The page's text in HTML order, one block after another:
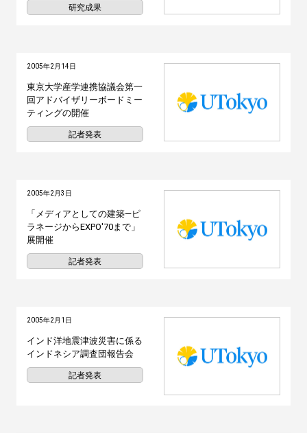
研究成果
2005年2月14日
東京大学産学連携協議会第一
回アドバイザリーボードミー
ティングの開催
記者発表
2005年2月3日
「メディアとしての建築―ピ
ラネージからEXPO'70まで」
展開催
記者発表
2005年2月1日
インド洋地震津波災害に係る
インドネシア調査団報告会
記者発表